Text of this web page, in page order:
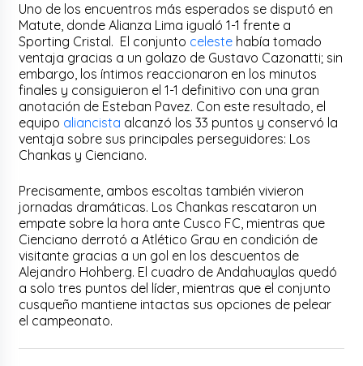
Uno de los encuentros más esperados se disputó en
Matute, donde Alianza Lima igualó 1-1 frente a
Sporting Cristal. El conjunto celeste había tomado
ventaja gracias a un golazo de Gustavo Cazonatti; sin
embargo, los íntimos reaccionaron en los minutos
finales y consiguieron el 1-1 definitivo con una gran
anotación de Esteban Pavez. Con este resultado, el
equipo aliancista alcanzó los 33 puntos y conservó la
ventaja sobre sus principales perseguidores: Los
Chankas y Cienciano.
Precisamente, ambos escoltas también vivieron
jornadas dramáticas. Los Chankas rescataron un
empate sobre la hora ante Cusco FC, mientras que
Cienciano derrotó a Atlético Grau en condición de
visitante gracias a un gol en los descuentos de
Alejandro Hohberg. El cuadro de Andahuaylas quedó
a solo tres puntos del líder, mientras que el conjunto
cusqueño mantiene intactas sus opciones de pelear
el campeonato.